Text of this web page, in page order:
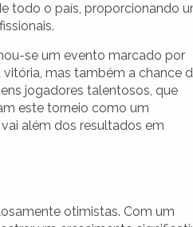
todo o país, proporcionando
se um evento marcado por
mas também a chance
jogadores talentosos, que
este torneio como um
além dos resultados em
otimistas. Com um